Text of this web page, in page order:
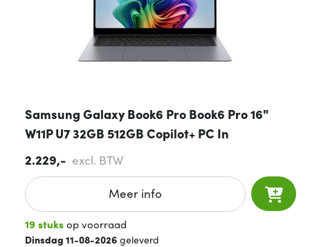
Samsung Galaxy Book6 Pro Book6 Pro 16"
W11P U7 32GB 512GB Copilot+ PC In
2.229,- excl. BTW
Meer info
19 stuksop voorraad
Dinsdag 11-08-2026 geleverd